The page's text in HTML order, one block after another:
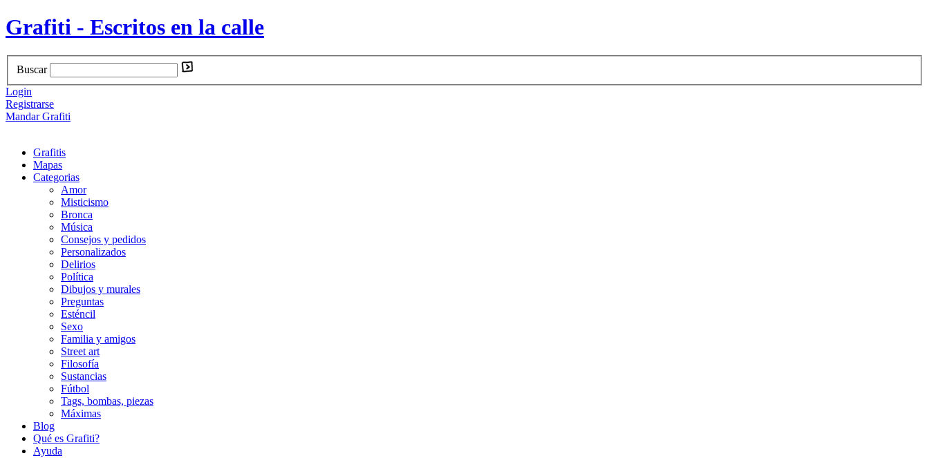
Grafiti - Escritos en la calle
Buscar
Login
Registrarse
Mandar Grafiti
Grafitis
Mapas
Categorias
Amor
Misticismo
Bronca
Música
Consejos y pedidos
Personalizados
Delirios
Política
Dibujos y murales
Preguntas
Esténcil
Sexo
Familia y amigos
Street art
Filosofía
Sustancias
Fútbol
Tags, bombas, piezas
Máximas
Blog
Qué es Grafiti?
Ayuda